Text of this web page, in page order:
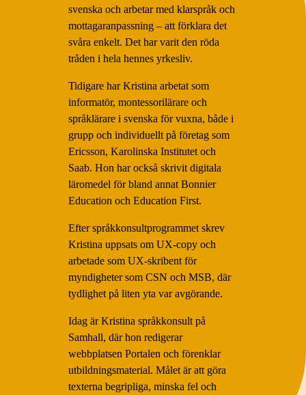
svenska och arbetar med klarspråk och
mottagaranpassning – att förklara det
svåra enkelt. Det har varit den röda
tråden i hela hennes yrkesliv.
Tidigare har Kristina arbetat som
informatör, montessorilärare och
språklärare i svenska för vuxna, både i
grupp och individuellt på företag som
Ericsson, Karolinska Institutet och
Saab. Hon har också skrivit digitala
läromedel för bland annat Bonnier
Education och Education First.
Efter språkkonsultprogrammet skrev
Kristina uppsats om UX-copy och
arbetade som UX-skribent för
myndigheter som CSN och MSB, där
tydlighet på liten yta var avgörande.
Idag är Kristina språkkonsult på
Samhall, där hon redigerar
webbplatsen Portalen och förenklar
utbildningsmaterial. Målet är att göra
texterna begripliga, minska fel och